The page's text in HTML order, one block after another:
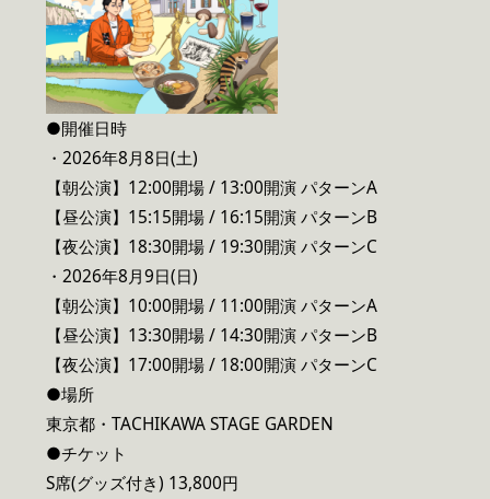
●開催日時
・2026年8月8日(土)
【朝公演】12:00開場 / 13:00開演 パターンA
【昼公演】15:15開場 / 16:15開演 パターンB
【夜公演】18:30開場 / 19:30開演 パターンC
・2026年8月9日(日)
【朝公演】10:00開場 / 11:00開演 パターンA
【昼公演】13:30開場 / 14:30開演 パターンB
【夜公演】17:00開場 / 18:00開演 パターンC
●場所
東京都・TACHIKAWA STAGE GARDEN
●チケット
S席(グッズ付き) 13,800円